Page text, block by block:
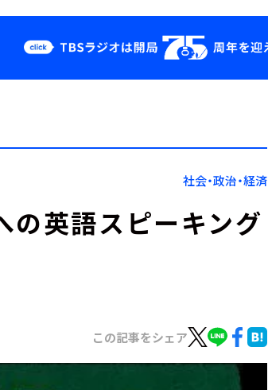
YouTube
会社情報社会・政治・経済
の英語スピーキング
この記事をシェア